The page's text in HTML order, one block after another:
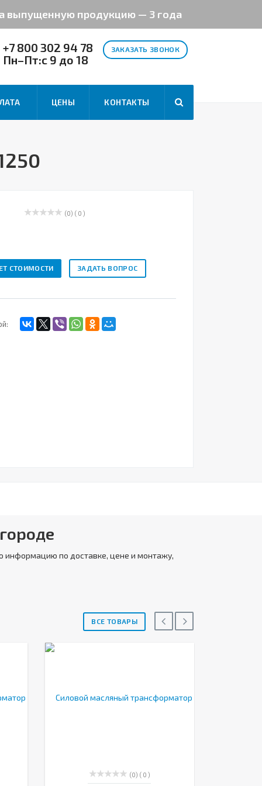
выпущенную продукцию — 3 года
ЗАКАЗАТЬ ЗВОНОК
+7 800 302 94 78
Пн–Пт:с 9 до 18
ЦЕНЫ КОНТАКТЫ
(0) ( 0 )
СТОИМОСТИ ЗАДАТЬ ВОПРОС
информацию по доставке, цене и монтажу,
ВСЕ ТОВАРЫ
(0) ( 0 )